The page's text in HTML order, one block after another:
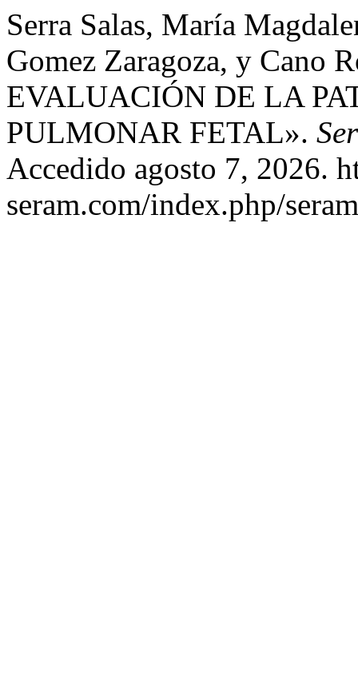
Serra Salas, María
Gomez Zaragoza, y Cano
EVALUACIÓN DE LA
PULMONAR FETAL».
Accedido agosto 7, 2026.
seram.com/index.php/